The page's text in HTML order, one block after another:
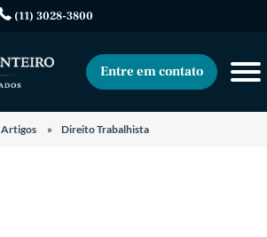
(11) 3028-3800
Entre em contato
Artigos Direito Trabalhista